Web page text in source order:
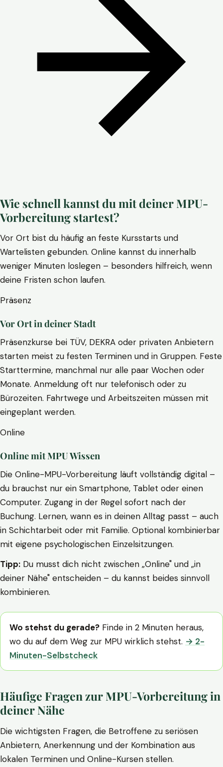
Wie schnell kannst du mit deiner MPU-
Vorbereitung startest?
Vor Ort bist du häufig an feste Kursstarts und
Wartelisten gebunden. Online kannst du innerhalb
weniger Minuten loslegen – besonders hilfreich, wenn
deine Fristen schon laufen.
Präsenz
Vor Ort in deiner Stadt
Präsenzkurse bei TÜV, DEKRA oder privaten Anbietern
starten meist zu festen Terminen und in Gruppen. Feste
Starttermine, manchmal nur alle paar Wochen oder
Monate. Anmeldung oft nur telefonisch oder zu
Bürozeiten. Fahrtwege und Arbeitszeiten müssen mit
eingeplant werden.
Online
Online mit MPU Wissen
Die Online-MPU-Vorbereitung läuft vollständig digital –
du brauchst nur ein Smartphone, Tablet oder einen
Computer. Zugang in der Regel sofort nach der
Buchung. Lernen, wann es in deinen Alltag passt – auch
in Schichtarbeit oder mit Familie. Optional kombinierbar
mit eigene psychologischen Einzelsitzungen.
Tipp: Du musst dich nicht zwischen „Online" und „in
deiner Nähe" entscheiden – du kannst beides sinnvoll
kombinieren.
Wo stehst du gerade? Finde in 2 Minuten heraus,
wo du auf dem Weg zur MPU wirklich stehst. → 2-
Minuten-Selbstcheck
Häufige Fragen zur MPU-Vorbereitung in
deiner Nähe
Die wichtigsten Fragen, die Betroffene zu seriösen
Anbietern, Anerkennung und der Kombination aus
lokalen Terminen und Online-Kursen stellen.